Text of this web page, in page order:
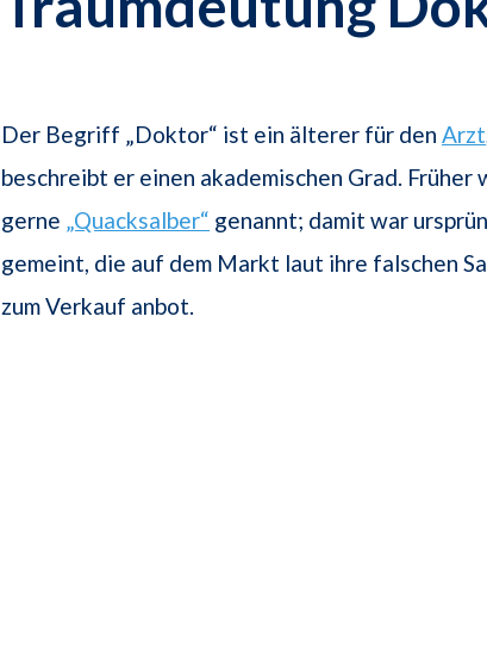
Der Begriff „Doktor“ ist ein älterer für den Arzt
beschreibt er einen akademischen Grad. Früher
gerne „Quacksalber“ genannt; damit war
gemeint, die auf dem Markt laut ihre falschen
zum Verkauf anbot.